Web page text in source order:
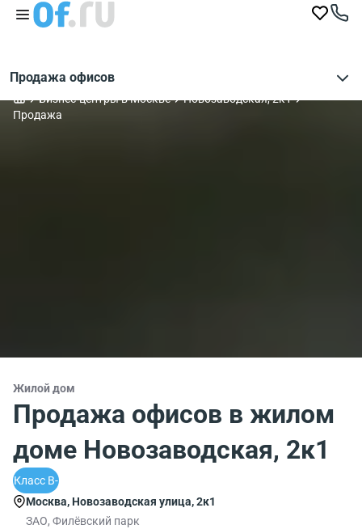
Продажа офисов
Бизнес-центры в Москве
Новозаводская, 2к1
Продажа
Жилой дом
Продажа офисов в жилом
доме Новозаводская, 2к1
Класс B-
Москва, Новозаводская улица, 2к1
ЗАО, Филёвский парк